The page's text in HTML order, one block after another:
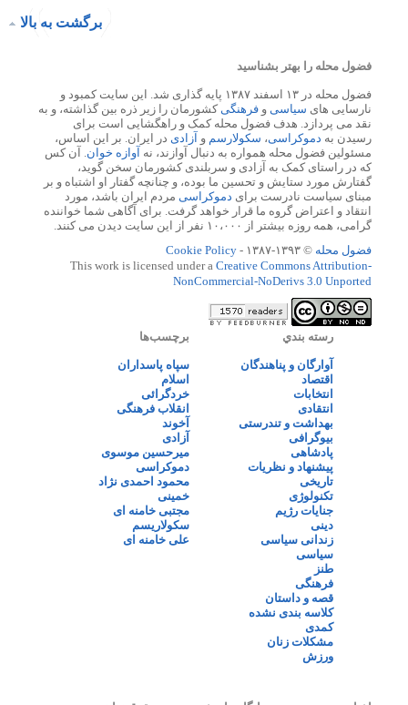
برگشت به بالا
فضول محله را بهتر بشناسید
فضول محله در ۱۳ اسفند ۱۳۸۷ پایه گذاری شد. این سایت کمبود و
نارسایی های سیاسی و فرهنگیکشورمان را زیر ذره بین گذاشته، و به
نقد می پردازد. هدف فضول محله کمک و راهگشایی است برای
رسیدن به دموکراسی، سکولارسم و آزادی در ایران. بر این اساس،
مسئولین فضول محله همواره به دنبال آوازند، نه آوازه خوان. آن کس
که در راستای کمک به آزادی و سربلندی کشورمان سخن گوید،
گفتارش مورد ستایش و تحسین ما بوده، و چنانچه گفتار او اشتباه و بر
مبنای سیاست نادرست برای دموکراسی مردم ایران باشد، مورد
انتقاد و اعتراض گروه ما قرار خواهد گرفت. برای آگاهی شما خواننده
گرامی، همه روزه بیشتر از ۱۰،۰۰۰ نفر از این سایت دیدن می کنند.
فضول محله © ۱۳۹۳-۱۳۸۷ -
Cookie Policy
This work is licensed under a Creative Commons Attribution-
NonCommercial-NoDerivs 3.0 Unported
رسته بندي
آوارگان و پناهندگان
اقتصاد
انتخابات
انتقادی
بهداشت و تندرستی
بیوگرافی
پادشاهی
پیشنهاد و نظریات
تاریخی
تکنولوژی
جنایات رژیم
دینی
زندانی سیاسی
سیاسی
طنز
فرهنگی
قصه و داستان
کلاسه بندی نشده
کمدی
مشکلات زنان
ورزش
برچسب‌ها
سپاه پاسداران
اسلام
خردگرائی
انقلاب فرهنگی
آخوند
آزادی
میرحسین موسوی
دموکراسی
محمود احمدی نژاد
خمینی
مجتبی خامنه ای
سکولاریسم
علی خامنه ای